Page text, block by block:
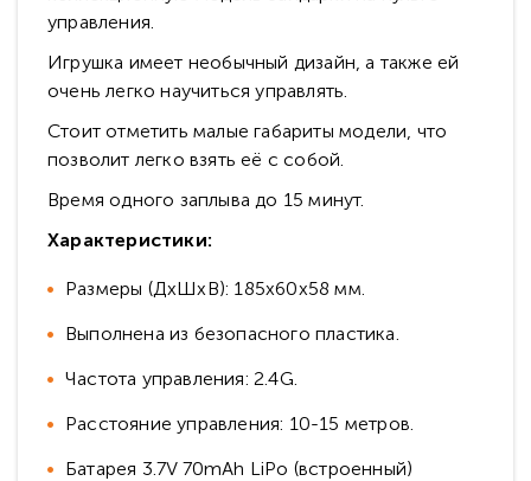
управления.
Игрушка имеет необычный дизайн, а также ей
очень легко научиться управлять.
Стоит отметить малые габариты модели, что
позволит легко взять её с собой.
Время одного заплыва до 15 минут.
Характеристики:
Размеры (ДхШхВ): 185х60х58 мм.
Выполнена из безопасного пластика.
Частота управления: 2.4G.
Расстояние управления: 10-15 метров.
Батарея 3.7V 70mAh LiPo (встроенный)